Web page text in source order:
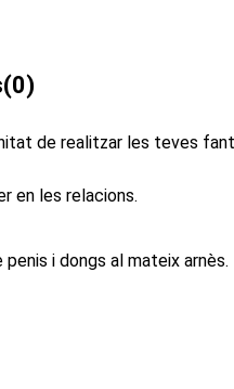
(0)
de realitzar les teves
en les relacions.
i dongs al mateix arnès.